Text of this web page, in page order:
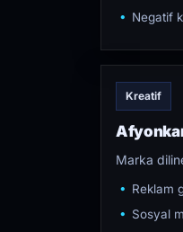
Negatif
Kreatif
Marka
Reklam
Sosyal